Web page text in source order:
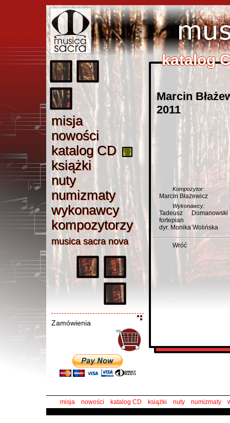
Zamówienia
Marcin
2011
Kompozytor:
Marcin Błażewicz
Wykonawcy:
Tadeusz
fortepian
dyr. Monika Wolińska
Wróć
misja
misja
nowości
nowości
katalog CD
katalog CD
książki
książki
nuty
nuty
numizmaty
numizmaty
wykonawcy
wykonawcy
kompozytorzy
kompozytorzy
musica sacra nova
musica sacra nova
katalog
katalog
katalog
katalog
katalog
misja nowości katalog CD książki nuty numizmaty